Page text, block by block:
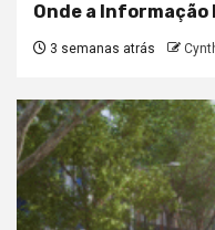
Onde a Informação
3 semanas atrás